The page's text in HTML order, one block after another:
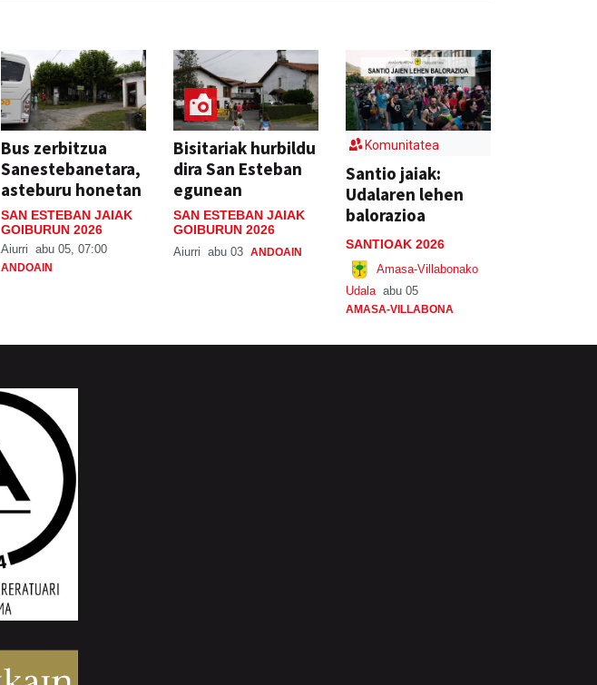
Bus zerbitzua
Sanestebanetara,
asteburu honetan
SAN ESTEBAN JAIAK
GOIBURUN 2026
Aiurri abu 05, 07:00
ANDOAIN
Bisitariak hurbildu
dira San Esteban
egunean
SAN ESTEBAN JAIAK
GOIBURUN 2026
Aiurri abu 03 ANDOAIN
Komunitatea
Santio jaiak:
Udalaren lehen
balorazioa
SANTIOAK 2026
Amasa-Villabonako
Udala abu 05
AMASA-VILLABONA